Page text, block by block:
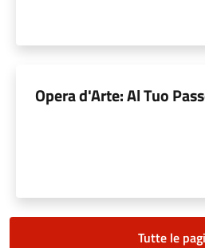
Opera d'Arte: Al Tuo
Tutte le